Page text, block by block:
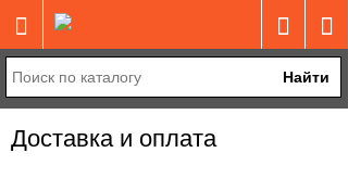
Найти
Доставка и оплата